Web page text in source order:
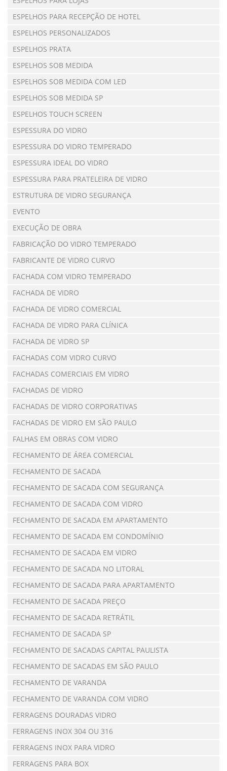
ESPELHOS PARA RECEPÇÃO DE HOTEL
ESPELHOS PERSONALIZADOS
ESPELHOS PRATA
ESPELHOS SOB MEDIDA
ESPELHOS SOB MEDIDA COM LED
ESPELHOS SOB MEDIDA SP
ESPELHOS TOUCH SCREEN
ESPESSURA DO VIDRO
ESPESSURA DO VIDRO TEMPERADO
ESPESSURA IDEAL DO VIDRO
ESPESSURA PARA PRATELEIRA DE VIDRO
ESTRUTURA DE VIDRO SEGURANÇA
EVENTO
EXECUÇÃO DE OBRA
FABRICAÇÃO DO VIDRO TEMPERADO
FABRICANTE DE VIDRO CURVO
FACHADA COM VIDRO TEMPERADO
FACHADA DE VIDRO
FACHADA DE VIDRO COMERCIAL
FACHADA DE VIDRO PARA CLÍNICA
FACHADA DE VIDRO SP
FACHADAS COM VIDRO CURVO
FACHADAS COMERCIAIS EM VIDRO
FACHADAS DE VIDRO
FACHADAS DE VIDRO CORPORATIVAS
FACHADAS DE VIDRO EM SÃO PAULO
FALHAS EM OBRAS COM VIDRO
FECHAMENTO DE ÁREA COMERCIAL
FECHAMENTO DE SACADA
FECHAMENTO DE SACADA COM SEGURANÇA
FECHAMENTO DE SACADA COM VIDRO
FECHAMENTO DE SACADA EM APARTAMENTO
FECHAMENTO DE SACADA EM CONDOMÍNIO
FECHAMENTO DE SACADA EM VIDRO
FECHAMENTO DE SACADA NO LITORAL
FECHAMENTO DE SACADA PARA APARTAMENTO
FECHAMENTO DE SACADA PREÇO
FECHAMENTO DE SACADA RETRÁTIL
FECHAMENTO DE SACADA SP
FECHAMENTO DE SACADAS CAPITAL PAULISTA
FECHAMENTO DE SACADAS EM SÃO PAULO
FECHAMENTO DE VARANDA
FECHAMENTO DE VARANDA COM VIDRO
FERRAGENS DOURADAS VIDRO
FERRAGENS INOX 304 OU 316
FERRAGENS INOX PARA VIDRO
FERRAGENS PARA BOX